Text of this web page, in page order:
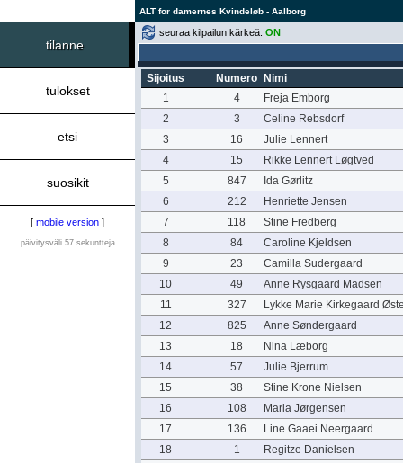
ALT for damernes Kvindeløb - Aalborg
tilanne
tulokset
etsi
suosikit
[ mobile version ]
päivitysväli 57 sekuntteja
seuraa kilpailun kärkeä: ON
Sijoitus Numero
Nimi
1
4
Freja Emborg
2
3
Celine Rebsdorf
3
16
Julie Lennert
4
15
Rikke Lennert Løgtved
5
847
Ida Gørlitz
6
212
Henriette Jensen
7
118
Stine Fredberg
8
84
Caroline Kjeldsen
9
23
Camilla Sudergaard
10
49
Anne Rysgaard Madsen
11
327
Lykke Marie Kirkegaard
12
825
Anne Søndergaard
13
18
Nina Læborg
14
57
Julie Bjerrum
15
38
Stine Krone Nielsen
16
108
Maria Jørgensen
17
136
Line Gaaei Neergaard
18
1
Regitze Danielsen